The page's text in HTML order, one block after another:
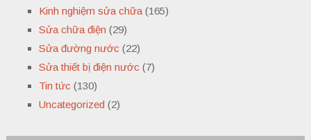
Kinh nghiệm sửa chữa(165)
Sửa chữa điện (29)
Sửa đường nước (22)
Sửa thiết bị điện nước (7)
Tin tức (130)
Uncategorized (2)